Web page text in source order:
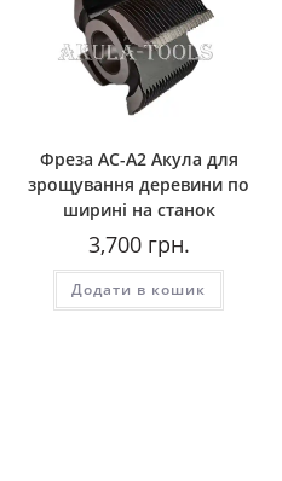
Фреза AС-A2 Акула для
зрощування деревини по
ширині на станок
3,700грн.
Додати в кошик